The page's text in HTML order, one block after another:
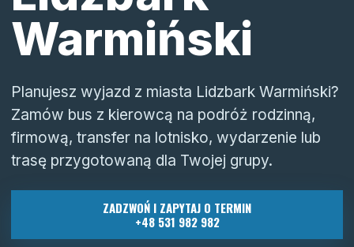
Warmiński
Planujesz wyjazd z miasta Lidzbark Warmiński?
Zamów bus z kierowcą na podróż rodzinną,
firmową, transfer na lotnisko, wydarzenie lub
trasę przygotowaną dla Twojej grupy.
ZADZWOŃ I ZAPYTAJ O TERMIN
+48 531 982 982